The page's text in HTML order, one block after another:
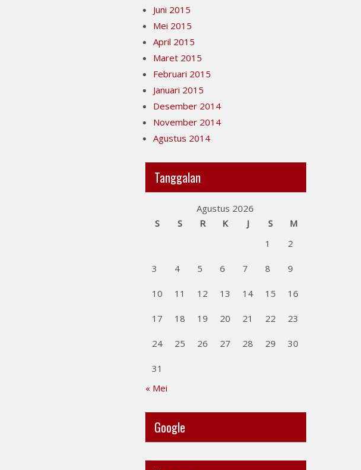
Juni 2015
Mei 2015
April 2015
Maret 2015
Februari 2015
Januari 2015
Desember 2014
November 2014
Agustus 2014
Tanggalan
Agustus 2026
S
S R K J S
M
1
2
3 4 5 6 7 8 9
10 11 12 13 14 15 16
17 18 19 20 21 22 23
24 25 26 27 28 29 30
31
« Mei
Google